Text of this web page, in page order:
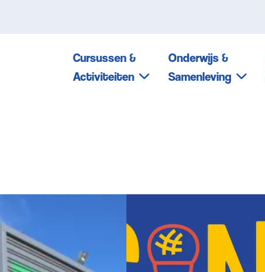
Cursussen &
Activiteiten
Onderwijs &
Samenleving